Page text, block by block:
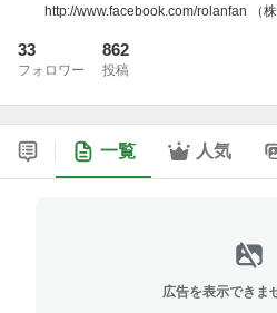
http://www.facebook.com/rolanfan （株
33
フォロワー
862
投稿
一覧 人気
広告を表示できま